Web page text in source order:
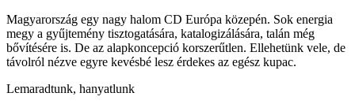
Magyarország egy nagy halom CD Európa közepén. Sok energia
megy a gyűjtemény tisztogatására, katalogizálására, talán még
bővítésére is. De az alapkoncepció korszerűtlen. Ellehetünk vele, de
távolról nézve egyre kevésbé lesz érdekes az egész kupac.
Lemaradtunk, hanyatlunk